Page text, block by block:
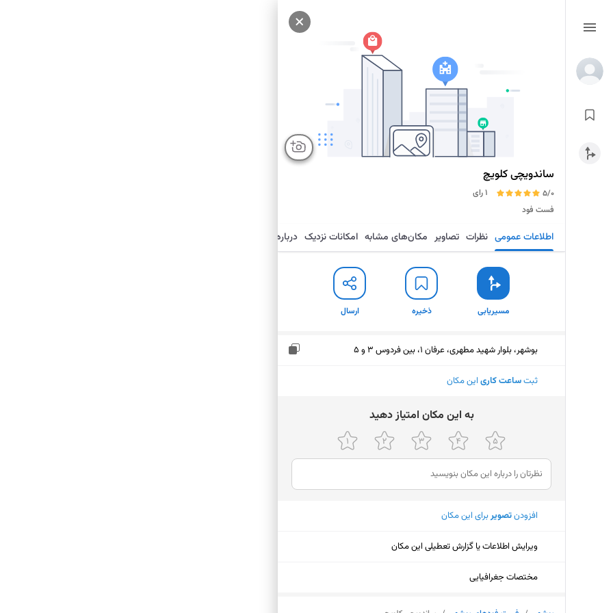
ساندویچی کلویچ
5/0
1 رای
فست فود
اطلاعات عمومی نظرات تصاویر مکان‌های مشابه امکانات نزدیک درباره
مسیریابی ذخیره ارسال
بوشهر، بلوار شهید مطهری، عرفان 1، بین فردوس 3 و 5
ثبتساعت کاری این مکان
ﺑﻪ اﯾﻦ ﻣﮑﺎن اﻣﺘﯿﺎز دﻫﯿﺪ
افزودنتصویربرای این مکان
ویرایش اطلاعات یا گزارش تعطیلی این مکان
مختصات جغرافیایی